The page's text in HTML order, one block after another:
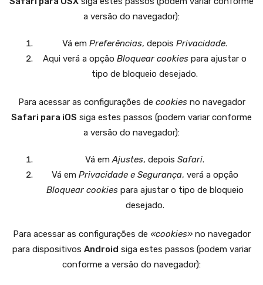
a versão do navegador):
Vá em Preferências, depois Privacidade.
Aqui verá a opção Bloquear cookies para ajustar o
tipo de bloqueio desejado.
Para acessar as configurações de cookiesno navegador
Safari para iOS siga estes passos (podem variar conforme
a versão do navegador):
Vá emAjustes, depois Safari.
Vá em Privacidade e Segurança, verá a opção
Bloquear cookiespara ajustar o tipo de bloqueio
desejado.
Para acessar as configurações de «cookies»no navegador
para dispositivos Android siga estes passos (podem variar
conforme a versão do navegador):